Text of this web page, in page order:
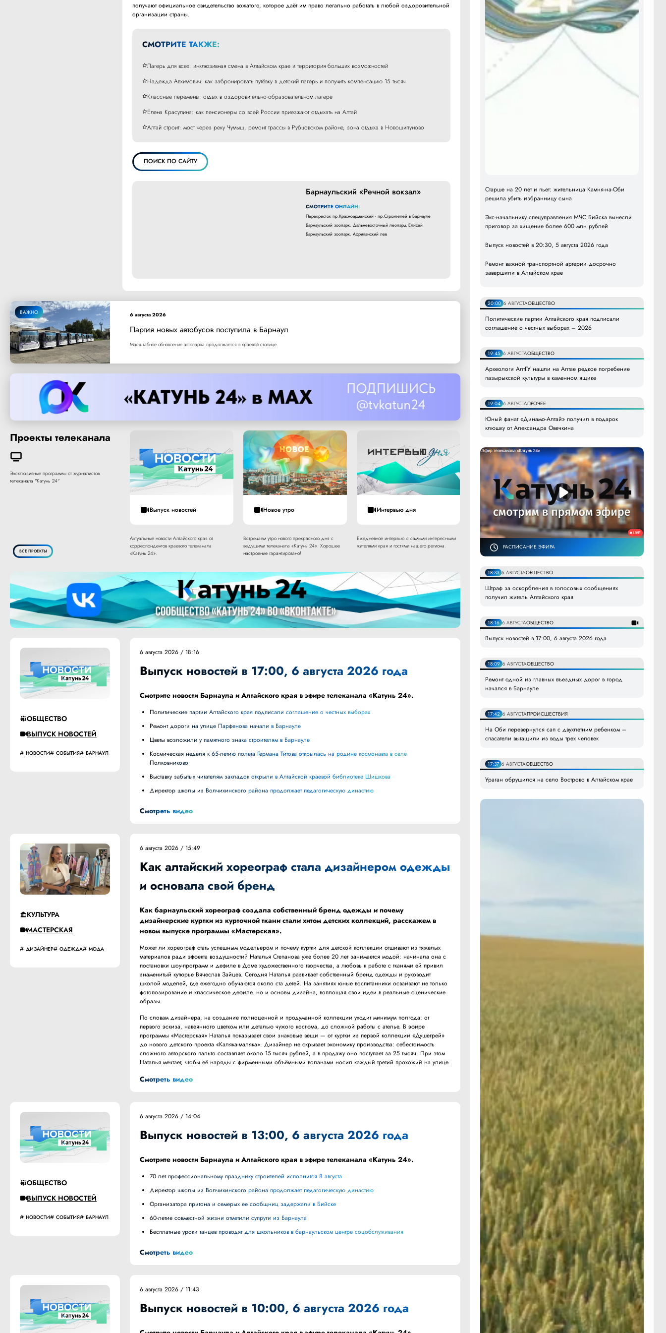
получают официальное свидетельство вожатого, которое даёт им право легально работать в любой оздоровительной
организации страны.
СМОТРИТЕ ТАКЖЕ:
Лагерь для всех: инклюзивная смена в Алтайском крае и территория больших возможностей
Надежда Авхимович: как забронировать путёвку в детский лагерь и получить компенсацию 15 тысяч
Классные перемены: отдых в оздоровительно-образовательном лагере
Елена Красулина: как пенсионеры со всей России приезжают отдыхать на Алтай
Алтай строит: мост через реку Чумыш, ремонт трассы в Рубцовском районе, зона отдыха в Новошипуново
ПОИСК ПО САЙТУ
Барнаульский «Речной вокзал»
СМОТРИТЕ ОНЛАЙН:
Перекресток пр.Красноармейский - пр.Строителей в Барнауле
Барнаульский зоопарк. Дальневосточный леопард Елисей
Барнаульский зоопарк. Африканский лев
ВАЖНО 6 августа 2026
Партия новых автобусов поступила в Барнаул
Масштабное обновление автопарка продолжается в краевой столице.
Проекты телеканала
Эксклюзивные программы от журналистов
телеканала "Катунь 24"
ВСЕ ПРОЕКТЫ
Выпуск новостей
Актуальные новости Алтайского края от
корреспондентов краевого телеканала
«Катунь 24».
Новое утро
Встречаем утро нового прекрасного дня с
ведущими телеканала «Катунь 24». Хорошее
настроение гарантировано!
Интервью дня
Ежедневное интервью с самыми интересными
жителями края и гостями нашего региона.
ОБЩЕСТВО
ВЫПУСК НОВОСТЕЙ
НОВОСТИ СОБЫТИЯ БАРНАУЛ
6 августа 2026 / 18:16
Выпуск новостей в 17:00, 6 августа 2026 года
Смотрите новости Барнаула и Алтайского края в эфире телеканала «Катунь 24».
Политические партии Алтайского края подписали соглашение о честных выборах
Ремонт дороги на улице Парфенова начали в Барнауле
Цветы возложили у памятного знака строителям в Барнауле
Космическая неделя к 65-летию полета Германа Титова открылась на родине космонавта в селе
Полковниково
Выставку забытых читателям закладок открыли в Алтайской краевой библиотеке Шишкова
Директор школы из Волчихинского района продолжает педагогическую династию
Смотреть видео
КУЛЬТУРА
МАСТЕРСКАЯ
ДИЗАЙНЕР ОДЕЖДА МОДА
6 августа 2026 / 15:49
Как алтайский хореограф стала дизайнером одежды
и основала свой бренд
Как барнаульский хореограф создала собственный бренд одежды и почему
дизайнерские куртки из курточной ткани стали хитом детских коллекций, расскажем в
новом выпуске программы «Мастерская».
Может ли хореограф стать успешным модельером и почему куртки для детской коллекции отшивают из тяжелых
материалов ради эффекта воздушности? Наталья Степанова уже более 20 лет занимается модой: начинала она с
постановки шоу-программ и дефиле в Доме художественного творчества, а любовь к работе с тканями ей привил
знаменитый кутюрье Вячеслав Зайцев. Сегодня Наталья развивает собственный бренд одежды и руководит
школой моделей, где ежегодно обучаются около ста детей. На занятиях юные воспитанники осваивают не только
фотопозирование и классическое дефиле, но и основы дизайна, воплощая свои идеи в реальные сценические
образы.
По словам дизайнера, на создание полноценной и продуманной коллекции уходит минимум полгода: от
первого эскиза, навеянного цветком или деталью чужого костюма, до сложной работы с ателье. В эфире
программы «Мастерская» Наталья показывает свои знаковые вещи — от куртки из первой коллекции «Душегрей»
до нового детского проекта «Каляка-маляка». Дизайнер не скрывает экономику производства: себестоимость
сложного авторского пальто составляет около 15 тысяч рублей, а в продажу оно поступает за 25 тысяч. При этом
Наталья мечтает, чтобы её наряды с фирменными объёмными воланами носил каждый третий прохожий на улице.
Смотреть видео
ОБЩЕСТВО
ВЫПУСК НОВОСТЕЙ
НОВОСТИ СОБЫТИЯ БАРНАУЛ
6 августа 2026 / 14:04
Выпуск новостей в 13:00, 6 августа 2026 года
Смотрите новости Барнаула и Алтайского края в эфире телеканала «Катунь 24».
70 лет профессиональному празднику строителей исполнится 8 августа
Директор школы из Волчихинского района продолжает педагогическую династию
Организатора притона и семерых ее сообщниц задержали в Бийске
60-летие совместной жизни отметили супруги из Барнаула
Бесплатные уроки танцев проводят для школьников в барнаульском центре соцобслуживания
Смотреть видео
6 августа 2026 / 11:43
Выпуск новостей в 10:00, 6 августа 2026 года
Старше на 20 лет и пьет: жительница Камня-на-Оби
решила убить избранницу сына
Экс-начальнику спецуправления МЧС Бийска вынесли
приговор за хищение более 600 млн рублей
Выпуск новостей в 20:30, 5 августа 2026 года
Ремонт важной транспортной артерии досрочно
завершили в Алтайском крае
20:00 6 АВГУСТАОБЩЕСТВО
Политические партии Алтайского края подписали
соглашение о честных выборах – 2026
19:45 6 АВГУСТАОБЩЕСТВО
Археологи АлтГУ нашли на Алтае редкое погребение
пазырыкской культуры в каменном ящике
19:04 6 АВГУСТАПРОЧЕЕ
Юный фанат «Динамо-Алтай» получил в подарок
клюшку от Александра Овечкина
РАСПИСАНИЕ ЭФИРА
18:33 6 АВГУСТАОБЩЕСТВО
Штраф за оскорбления в голосовых сообщениях
получил житель Алтайского края
18:16 6 АВГУСТАОБЩЕСТВО
Выпуск новостей в 17:00, 6 августа 2026 года
18:09 6 АВГУСТАОБЩЕСТВО
Ремонт одной из главных въездных дорог в город
начался в Барнауле
17:42 6 АВГУСТАПРОИСШЕСТВИЯ
На Оби перевернулся сап с двухлетним ребенком –
спасатели вытащили из воды трех человек
17:37 6 АВГУСТАОБЩЕСТВО
Ураган обрушился на село Вострово в Алтайском крае